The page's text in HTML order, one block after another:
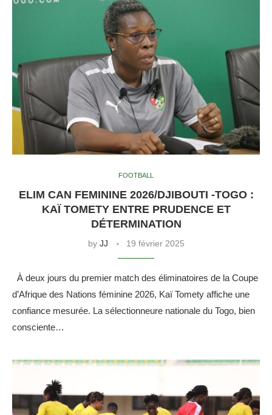
FOOTBALL
ELIM CAN FEMININE 2026/DJIBOUTI -TOGO :
KAÏ TOMETY ENTRE PRUDENCE ET
DÉTERMINATION
by JJ 19 février 2025
À deux jours du premier match des éliminatoires de la Coupe
d’Afrique des Nations féminine 2026, Kaï Tomety affiche une
confiance mesurée. La sélectionneure nationale du Togo, bien
consciente…